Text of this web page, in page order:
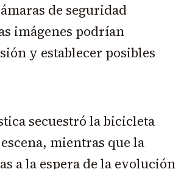
de seguridad
imágenes podrían
y establecer posibles
secuestró la bicicleta
mientras que la
a la espera de la evolución